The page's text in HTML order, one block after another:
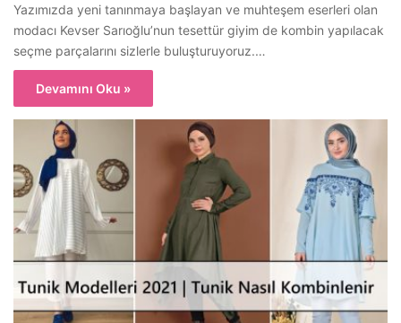
Yazımızda yeni tanınmaya başlayan ve muhteşem eserleri olan
modacı Kevser Sarıoğlu’nun tesettür giyim de kombin yapılacak
seçme parçalarını sizlerle buluşturuyoruz.…
Devamını Oku »